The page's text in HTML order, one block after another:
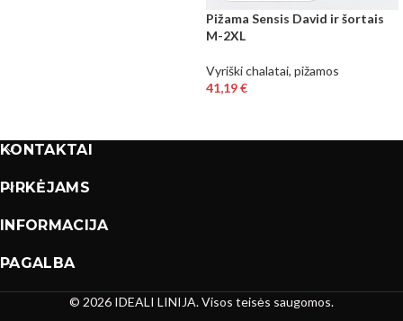
Pižama Sensis David ir šortais
M-2XL
Vyriški chalatai, pižamos
41,19€
KONTAKTAI
PIRKĖJAMS
INFORMACIJA
PAGALBA
© 2026 IDEALI LINIJA. Visos teisės saugomos.